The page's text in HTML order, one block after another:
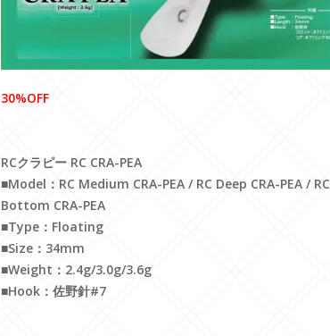
30%OFF
RCクラピー RC CRA-PEA
■Model：RC Medium CRA-PEA / RC Deep CRA-PEA / RC
Bottom CRA-PEA
■Type：Floating
■Size：34mm
■Weight：2.4g/3.0g/3.6g
■Hook：佐野針#7